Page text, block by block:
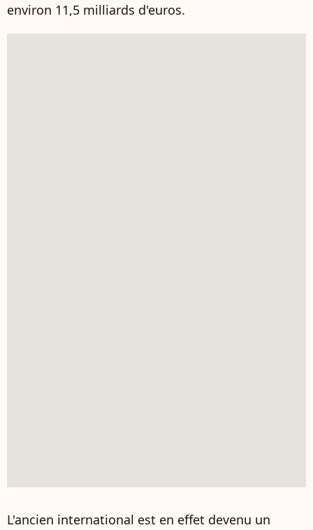
environ 11,5 milliards d'euros.
L'ancien international est en effet devenu un